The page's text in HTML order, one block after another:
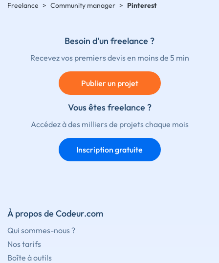
Freelance > Community manager > Pinterest
Besoin d'un freelance ?
Recevez vos premiers devis en moins de 5 min
Publier un projet
Vous êtes freelance ?
Accédez à des milliers de projets chaque mois
Inscription gratuite
À propos de Codeur.com
Qui sommes-nous ?
Nos tarifs
Boîte à outils